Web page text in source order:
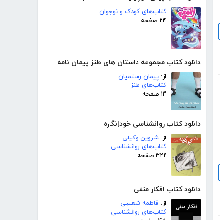
کتاب‌های کودک و نوجوان
۲۴ صفحه
دانلود کتاب مجموعه داستان های طنز پیمان نامه
از: پیمان رستمیان
کتاب‌های طنز
۱۳ صفحه
دانلود کتاب روانشناسی خوداِنگاره
از: شروین وکیلی
کتاب‌های روانشناسی
۳۲۲ صفحه
دانلود کتاب افکار منفی
از: فاطمه شعیبی
کتاب‌های روانشناسی